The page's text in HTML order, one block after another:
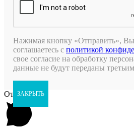
Нажимая кнопку «Отправить», Вы
соглашаетесь с политикой
свое согласие на обработку
данные не будут переданы
ЗАКРЫТЬ
Открыть чат